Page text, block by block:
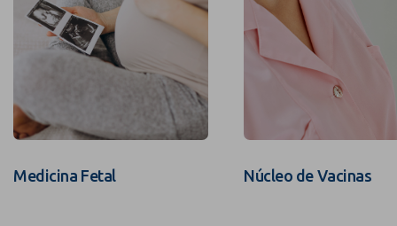
Medicina Fetal Núcleo de Vacinas